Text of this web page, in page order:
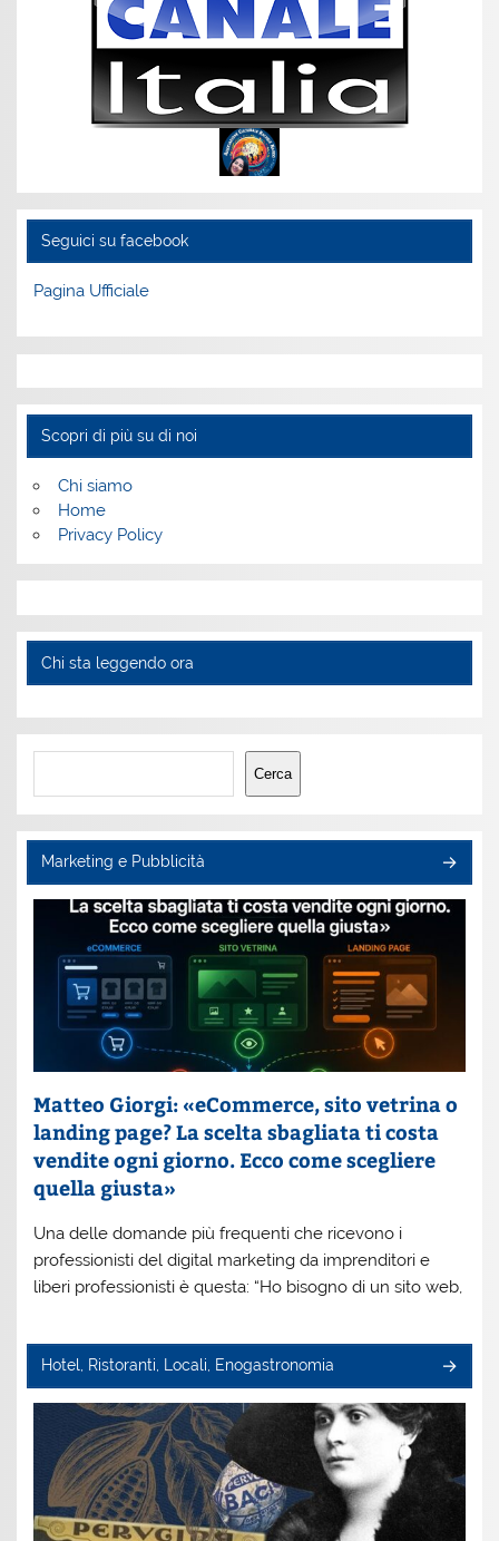
Seguici su facebook
Pagina Ufficiale
Scopri di più su di noi
Chi siamo
Home
Privacy Policy
Chi sta leggendo ora
Cerca
Cerca
Marketing e Pubblicità
Matteo Giorgi: «eCommerce, sito vetrina o
landing page? La scelta sbagliata ti costa
vendite ogni giorno. Ecco come scegliere
quella giusta»
Una delle domande più frequenti che ricevono i
professionisti del digital marketing da imprenditori e
liberi professionisti è questa: “Ho bisogno di un sito web,
Hotel, Ristoranti, Locali, Enogastronomia